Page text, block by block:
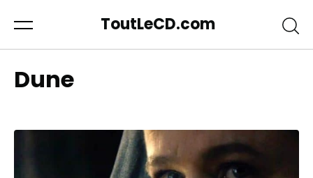
ToutLeCD.com
Dune